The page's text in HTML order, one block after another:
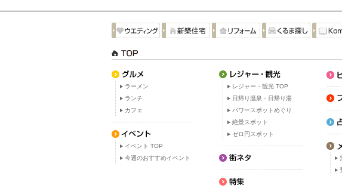
ラーメン
ランチ
カフェ
イベント TOP
今週のおすすめイベント
レジャー・観光 TOP
日帰り温泉・日帰り湯
パワースポットめぐり
絶景スポット
ゼロ円スポット